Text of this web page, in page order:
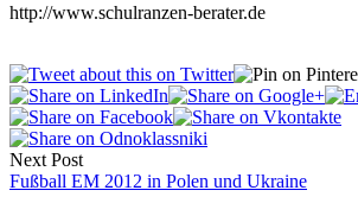
http://www.schulranzen-berater.de
Next Post
Fußball EM 2012 in Polen und Ukraine